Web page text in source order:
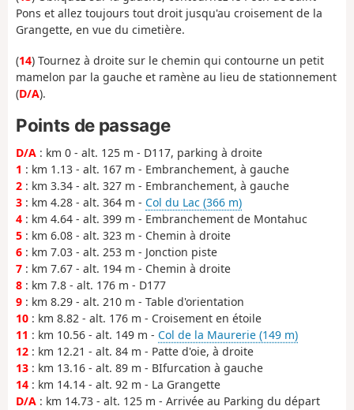
Pons et allez toujours tout droit jusqu'au croisement de la
Grangette, en vue du cimetière.
(14) Tournez à droite sur le chemin qui contourne un petit
mamelon par la gauche et ramène au lieu de stationnement
(D/A).
Points de passage
D/A : km 0 - alt. 125 m - D117, parking à droite
1 : km 1.13 - alt. 167 m - Embranchement, à gauche
2 : km 3.34 - alt. 327 m - Embranchement, à gauche
3 : km 4.28 - alt. 364 m - Col du Lac (366 m)
4 : km 4.64 - alt. 399 m - Embranchement de Montahuc
5 : km 6.08 - alt. 323 m - Chemin à droite
6 : km 7.03 - alt. 253 m - Jonction piste
7 : km 7.67 - alt. 194 m - Chemin à droite
8 : km 7.8 - alt. 176 m - D177
9 : km 8.29 - alt. 210 m - Table d'orientation
10 : km 8.82 - alt. 176 m - Croisement en étoile
11 : km 10.56 - alt. 149 m - Col de la Maurerie (149 m)
12 : km 12.21 - alt. 84 m - Patte d'oie, à droite
13 : km 13.16 - alt. 89 m - BIfurcation à gauche
14 : km 14.14 - alt. 92 m - La Grangette
D/A : km 14.73 - alt. 125 m - Arrivée au Parking du départ